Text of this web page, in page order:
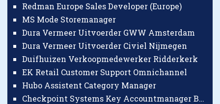
Redman Europe Sales Developer (Europe)
MS Mode Storemanager
Dura Vermeer Uitvoerder GWW Amsterdam
Dura Vermeer Uitvoerder Civiel Nijmegen
Duifhuizen Verkoopmedewerker Ridderkerk
EK Retail Customer Support Omnichannel
Hubo Assistent Category Manager
Checkpoint Systems Key Accountmanager Benelux